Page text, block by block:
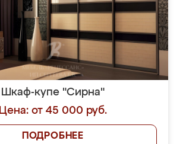
Шкаф-купе "Сирна"
Цена: от 45 000 руб.
ПОДРОБНЕЕ